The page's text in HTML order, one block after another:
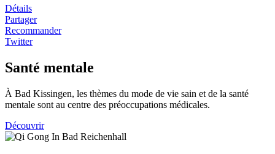
Détails
Partager
Recommander
Twitter
Santé mentale
À Bad Kissingen, les thèmes du mode de vie sain et de la santé
mentale sont au centre des préoccupations médicales.
Découvrir